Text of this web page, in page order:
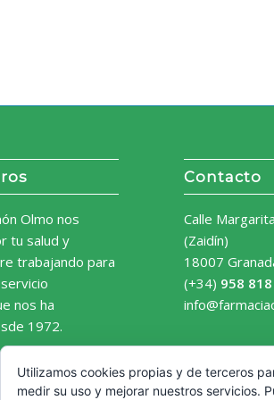
Olmo nos
tu salud y
trabajando para
nos ha
1972.
Contacto
Calle
(Zaidín)
18007
(+34) 958
Utilizamos cookies propias y de terceros
medir su uso y mejorar nuestros servicios.